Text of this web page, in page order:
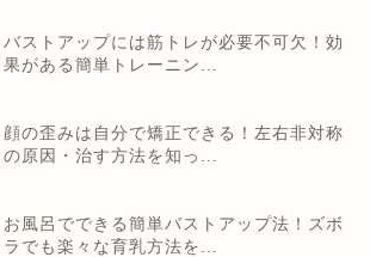
バストアップには筋トレが必要不可欠！効
果がある簡単トレーニン...
顔の歪みは自分で矯正できる！左右非対称
の原因・治す方法を知っ...
お風呂でできる簡単バストアップ法！ズボ
ラでも楽々な育乳方法を...